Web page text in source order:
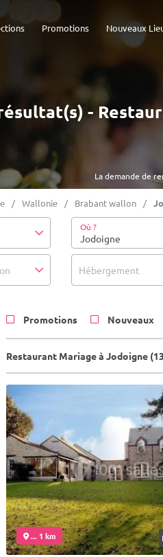
Nouveaux
Promotions
La demande de
-
Wallonie Brabant wallon
Où ?
Hébergement
Promotions Nouveaux
Restaurant Mariage à Jodoigne
... 1 km